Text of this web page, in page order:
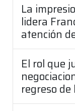
La
lidera
atención
El rol que
regreso